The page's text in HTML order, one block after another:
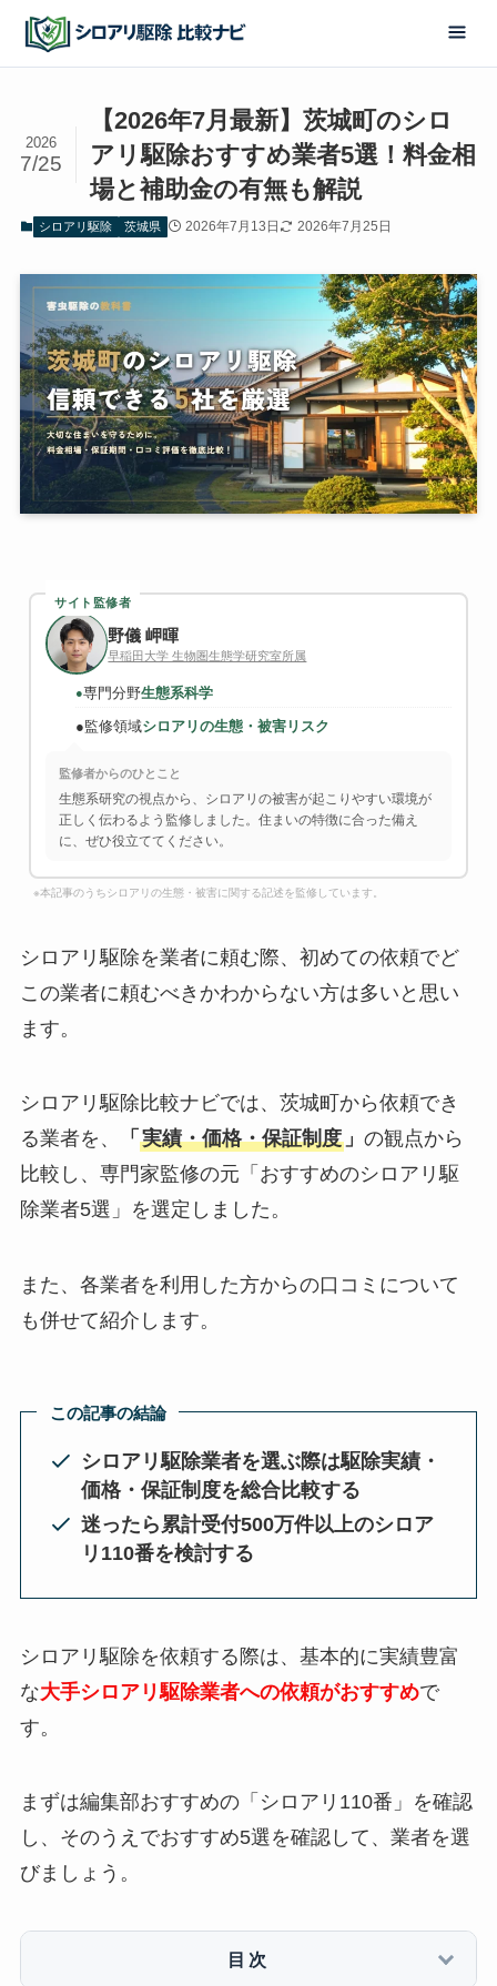
【2026年7月最新】茨城町のシロ
アリ駆除おすすめ業者5選！料金相
場と補助金の有無も解説
2026
7/25
シロアリ駆除 茨城県 2026年7月13日 2026年7月25日
サイト監修者
野儀 岬暉
早稲田大学 生物圏生態学研究室所属
●専門分野生態系科学
●監修領域シロアリの生態・被害リスク
監修者からのひとこと
生態系研究の視点から、シロアリの被害が起こりやすい環境が
正しく伝わるよう監修しました。住まいの特徴に合った備え
に、ぜひ役立ててください。
※本記事のうちシロアリの生態・被害に関する記述を監修しています。
シロアリ駆除を業者に頼む際、初めての依頼でど
この業者に頼むべきかわからない方は多いと思い
ます。
シロアリ駆除比較ナビでは、茨城町から依頼でき
る業者を、
「 実績・価格・保証制度」 の観点から
比較し、専門家監修の元「おすすめのシロアリ駆
除業者5選」を選定しました。
また、各業者を利用した方からの口コミについて
も併せて紹介します。
この記事の結論
シロアリ駆除業者を選ぶ際は駆除実績・
価格・保証制度を総合比較する
迷ったら累計受付500万件以上のシロア
リ110番を検討する
シロアリ駆除を依頼する際は、基本的に実績豊富
な大手シロアリ駆除業者への依頼がおすすめで
す。
まずは編集部おすすめの「シロアリ110番」を確認
し、そのうえでおすすめ5選を確認して、業者を選
びましょう。
目次